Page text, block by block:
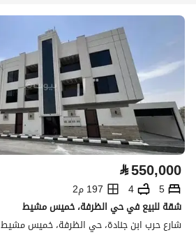
⃁550,000
5
4
197 م2
شقة للبيع في حي الظرفة، خميس مشيط
شارع حرب ابن جنادة، حي الظرفة، خميس مشيط